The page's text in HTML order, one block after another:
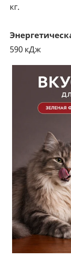
кг.
590 кДж